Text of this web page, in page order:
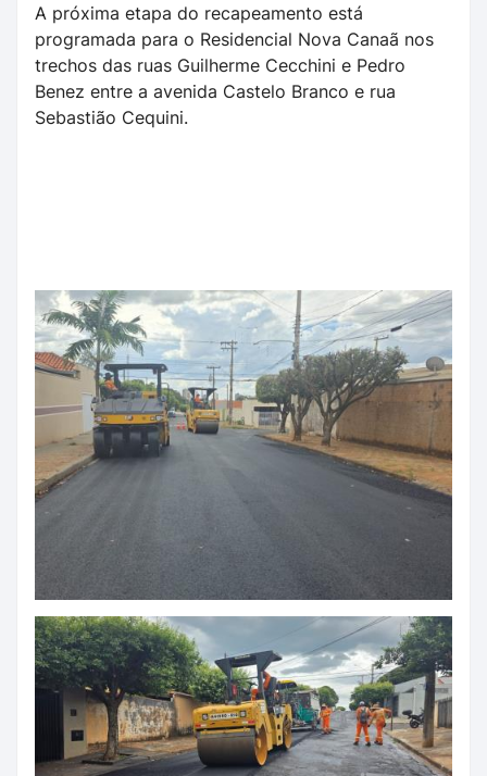
A próxima etapa do recapeamento está
programada para o Residencial Nova Canaã nos
trechos das ruas Guilherme Cecchini e Pedro
Benez entre a avenida Castelo Branco e rua
Sebastião Cequini.